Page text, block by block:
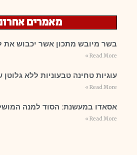
מאמרים
בשר מיובש מתכון אשר יכבוש את
Read More »
עוגיות טחינה טבעוניות ללא
Read More »
אסאדו במעשנת: הסוד למנה
Read More »